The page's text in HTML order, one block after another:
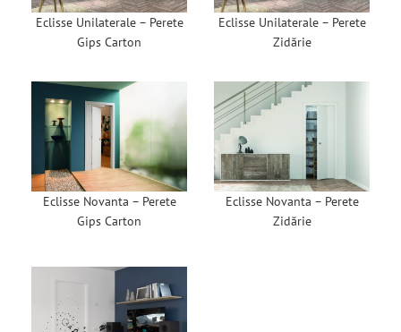
Eclisse Unilaterale – Perete
Gips Carton
Eclisse Unilaterale – Perete
Zidărie
Eclisse Novanta – Perete
Gips Carton
Eclisse Novanta – Perete
Zidărie